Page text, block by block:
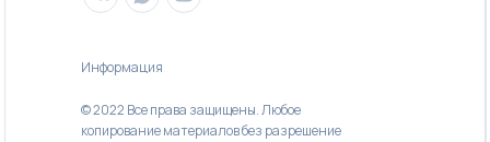
© 2022 Все права защищены. Любое
копирование материалов без разрешение
Информация